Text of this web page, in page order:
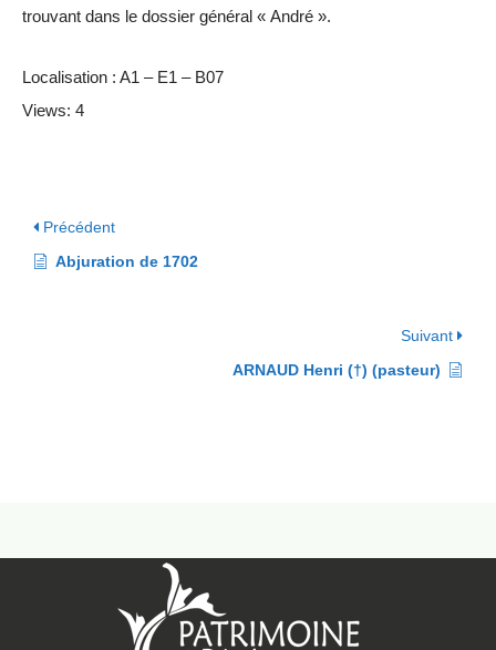
trouvant dans le dossier général « André ».
Localisation : A1 – E1 – B07
Views: 4
Précédent
Abjuration de 1702
Suivant
ARNAUD Henri (†) (pasteur)